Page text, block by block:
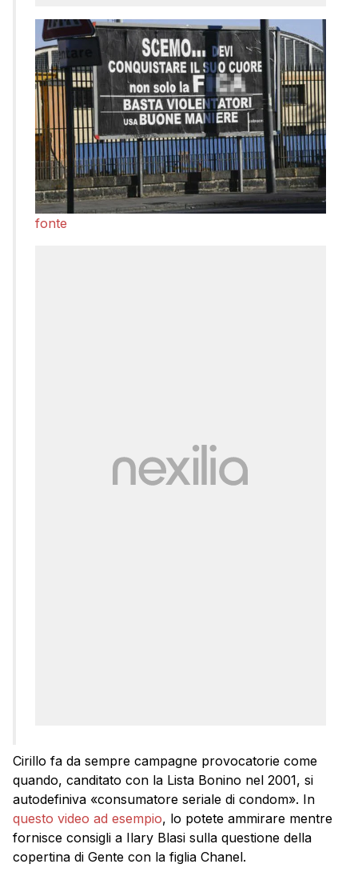
fonte
Cirillo fa da sempre campagne provocatorie come
quando, canditato con la Lista Bonino nel 2001, si
autodefiniva «consumatore seriale di condom». In
questo video ad esempio, lo potete ammirare mentre
fornisce consigli a Ilary Blasi sulla questione della
copertina di Gente con la figlia Chanel.